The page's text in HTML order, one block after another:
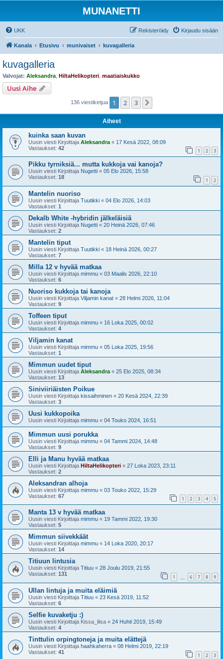
MUNANETTI
UKK Kirjaudu sisään
Rekisteröidy
Kanala Etusivu munivaiset kuvagalleria
kuvagalleria
Valvojat: Aleksandra HiltaHelikopteri maatiaiskukko
Uusi Aihe
136 viestiketjua 1 2 3
Aiheet
kuinka saan kuvan
Uusin viesti Kirjoittaja Aleksandra « 17 Kesä 2022, 08:09
Vastaukset: 42 1 2 3
Pikku tyrniksiä... mutta kukkoja vai kanoja?
Uusin viesti Kirjoittaja Nugetti « 05 Elo 2026, 15:58
Vastaukset: 18 1 2
Mantelin nuoriso
Uusin viesti Kirjoittaja Tuutikki « 04 Elo 2026, 14:03
Vastaukset: 1
Dekalb White -hybridin jälkeläisiä
Uusin viesti Kirjoittaja Nugetti « 20 Heinä 2026, 07:46
Vastaukset: 2
Mantelin tiput
Uusin viesti Kirjoittaja Tuutikki « 18 Heinä 2026, 00:27
Vastaukset: 7
Milla 12 v hyvää matkaa
Uusin viesti Kirjoittaja mimmu « 03 Maalis 2026, 22:10
Vastaukset: 6
Nuoriso kukkoja tai kanoja
Uusin viesti Kirjoittaja Viljamin kanat « 28 Helmi 2026, 11:04
Vastaukset: 9
Toffeen tiput
Uusin viesti Kirjoittaja mimmu « 16 Loka 2025, 00:02
Vastaukset: 4
Viljamin kanat
Uusin viesti Kirjoittaja mimmu « 05 Loka 2025, 19:56
Vastaukset: 1
Mimmun uudet tiput
Uusin viesti Kirjoittaja Aleksandra « 25 Elo 2025, 08:34
Vastaukset: 13
Siniviiriäisten Poikue
Uusin viesti Kirjoittaja kissaihminen « 20 Kesä 2024, 22:39
Vastaukset: 3
Uusi kukkopoika
Uusin viesti Kirjoittaja mimmu « 04 Touko 2024, 16:51
Mimmun uusi porukka
Uusin viesti Kirjoittaja mimmu « 04 Tammi 2024, 14:48
Vastaukset: 9
Elli ja Manu hyvää matkaa
Uusin viesti Kirjoittaja HiltaHelikopteri « 27 Loka 2023, 23:11
Vastaukset: 2
Aleksandran alhoja
Uusin viesti Kirjoittaja mimmu « 03 Touko 2022, 15:29
Vastaukset: 67 1 2 3 4 5
Manta 13 v hyvää matkaa
Uusin viesti Kirjoittaja mimmu « 19 Tammi 2022, 19:30
Vastaukset: 5
Mimmun siivekkäät
Uusin viesti Kirjoittaja mimmu « 14 Loka 2020, 20:17
Vastaukset: 14
Titiuun lintusia
Uusin viesti Kirjoittaja Titiuu « 28 Joulu 2019, 21:55
Vastaukset: 131 1 6 7 8 9
Ullan lintuja ja muita eläimiä
Uusin viesti Kirjoittaja Titiuu « 23 Kesä 2019, 11:52
Vastaukset: 6
Selfie kuvaketju :)
Uusin viesti Kirjoittaja Kissa_liisa « 24 Huhti 2019, 15:49
Vastaukset: 4
Tinttulin orpingtoneja ja muita elättejä
Uusin viesti Kirjoittaja haahkaherra « 08 Helmi 2019, 22:19
Vastaukset: 41 1 2 3